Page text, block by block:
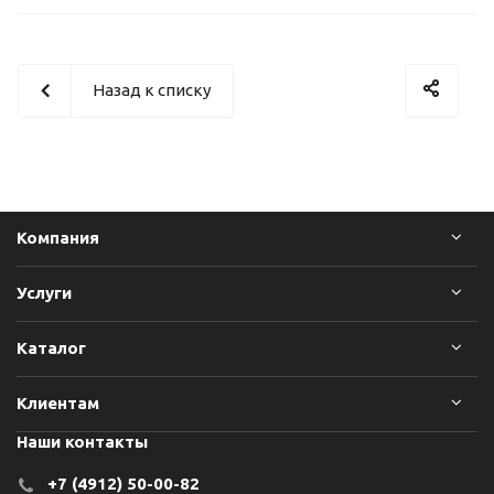
Назад к списку
Компания
Услуги
Каталог
Клиентам
Наши контакты
+7 (4912) 50-00-82